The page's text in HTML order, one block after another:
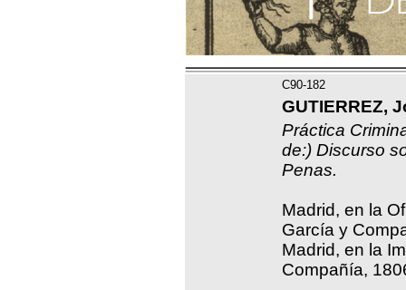
C90-182
GUTIERREZ,
Práctica
de:) Discurso
Penas.
Madrid, en la
García y
Madrid, en la
Compañía,